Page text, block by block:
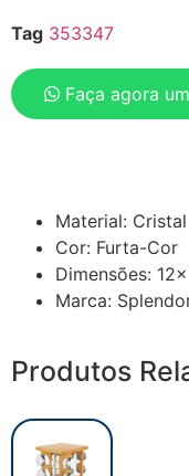
Tag 353347
Faça agora
Material: Cristal
Cor: Furta-Cor
Dimensões:
Marca:
Produtos